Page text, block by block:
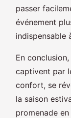
passer
événement
indispensable
En
captivent par
confort, se
la saison
promenade